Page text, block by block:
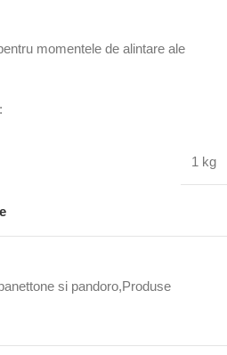
momentele de alintare ale
1 kg
si pandoro,Produse